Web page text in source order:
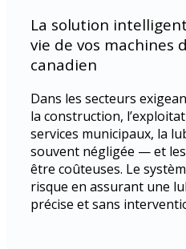
La solution
vie de vos machines
canadien
Dans les secteurs
la construction,
services municipaux, la
souvent négligée — et
être coûteuses. Le
risque en assurant une
précise et sans